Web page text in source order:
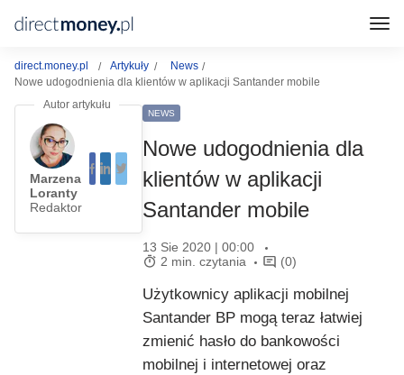
direct.money.pl Artykuły
News
Nowe udogodnienia dla klientów w aplikacji Santander mobile
Marzena
Loranty
Redaktor
NEWS
Nowe udogodnienia dla
klientów w aplikacji
Santander mobile
13 Sie 2020 | 00:00
2 min. czytania
(0)
Użytkownicy aplikacji mobilnej
Santander BP mogą teraz łatwiej
zmienić hasło do bankowości
mobilnej i internetowej oraz